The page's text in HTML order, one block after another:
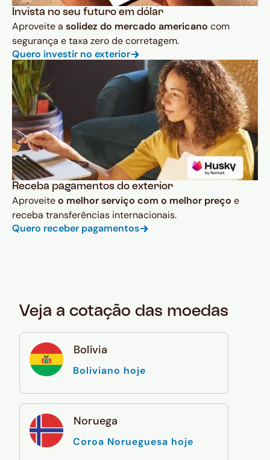
Invista no seu futuro em dólar
Aproveite a solidez do mercado americano com
segurança e taxa zero de corretagem.
Quero investir no exterior
Receba pagamentos do exterior
Aproveiteo melhor serviço com o melhor preço e
receba transferências internacionais.
Quero receber pagamentos
Veja a cotação das moedas
Bolívia
Boliviano hoje
Noruega
Coroa Norueguesa hoje